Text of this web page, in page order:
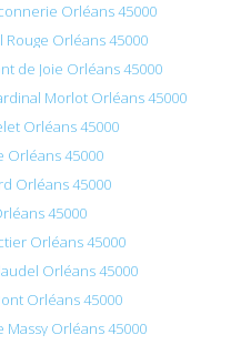
Orléans 45000
Orléans 45000
de Joie Orléans 45000
Morlot Orléans 45000
Orléans 45000
Orléans 45000
Orléans 45000
45000
Orléans 45000
Orléans 45000
Orléans 45000
Orléans 45000